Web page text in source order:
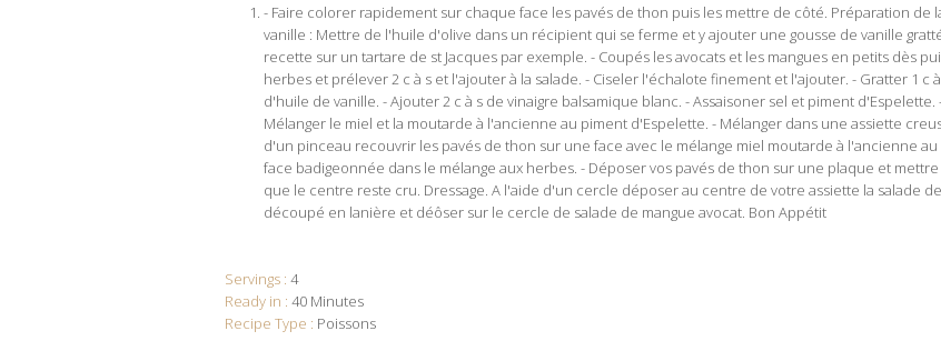
- Faire colorer rapidement sur chaque face les pavés de thon puis les mettre de côté. Préparation de
vanille : Mettre de l'huile d'olive dans un récipient qui se ferme et y ajouter une gousse de vanille
recette sur un tartare de st Jacques par exemple. - Coupés les avocats et les mangues en petits dès
herbes et prélever 2 c à s et l'ajouter à la salade. - Ciseler l'échalote finement et l'ajouter. - Gratter 1 c
d'huile de vanille. - Ajouter 2 c à s de vinaigre balsamique blanc. - Assaisoner sel et piment
Mélanger le miel et la moutarde à l'ancienne au piment d'Espelette. - Mélanger dans une assiette
d'un pinceau recouvrir les pavés de thon sur une face avec le mélange miel moutarde à l'ancienne
face badigeonnée dans le mélange aux herbes. - Déposer vos pavés de thon sur une plaque et
que le centre reste cru. Dressage. A l'aide d'un cercle déposer au centre de votre assiette la salade
découpé en lanière et déôser sur le cercle de salade de mangue avocat. Bon Appétit
Servings : 4
Ready in : 40 Minutes
Recipe Type : Poissons